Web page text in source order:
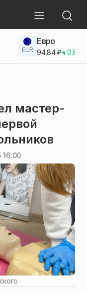
EUR
Евро
94,84₽ 0.83
мастер-
16:00